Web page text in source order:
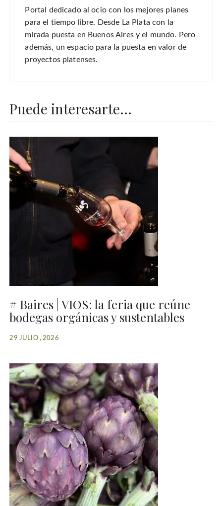
Portal dedicado al ocio con los mejores planes
para el tiempo libre. Desde La Plata con la
mirada puesta en Buenos Aires y el mundo. Pero
además, un espacio para la puesta en valor de
proyectos platenses.
Puede interesarte...
# Baires | VIOS: la feria que reúne
bodegas orgánicas y sustentables
29 JULIO , 2026